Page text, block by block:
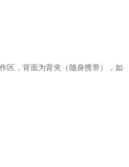
区，背面为背夹（随身携带），如